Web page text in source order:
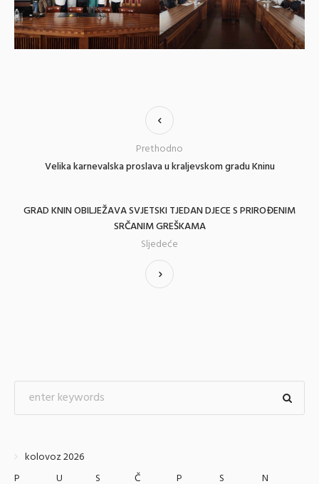
Velika karnevalska proslava u kraljevskom gradu Kninu
Prethodno
GRAD KNIN OBILJEŽAVA SVJETSKI TJEDAN DJECE S PRIROĐENIM
SRČANIM GREŠKAMA
Sljedeće
kolovoz 2026
P
U S Č P S
N